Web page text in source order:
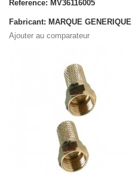
Reference: MV36116005
Fabricant: MARQUE GENERIQUE
Ajouter au comparateur